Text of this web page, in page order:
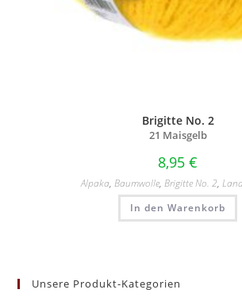
Brigitte No. 2
21 Maisgelb
8,95 €
Alpaka, Baumwolle, Brigitte No. 2,
In den Warenkorb
Unsere Produkt-Kategorien